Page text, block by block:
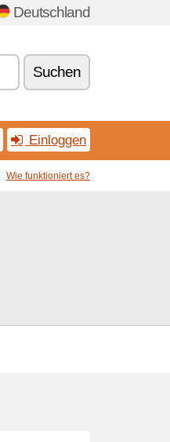
Deutschland
Suchen
Einloggen
Wie funktioniert es?